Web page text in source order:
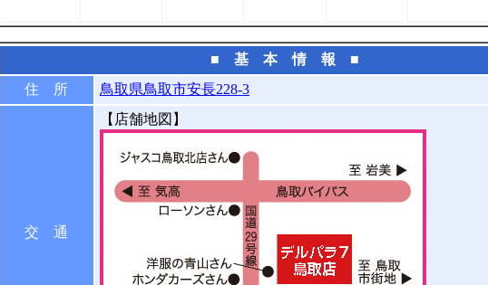
■ 基 本 情 報 ■
住 所
鳥取県鳥取市安長228-3
交 通
【店舗地図】